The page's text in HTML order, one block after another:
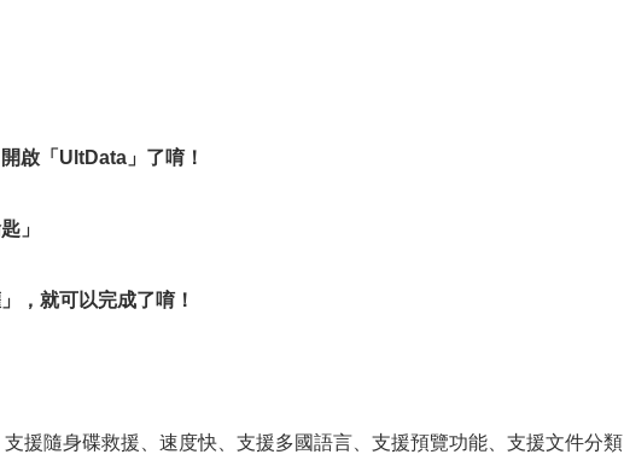
啟「UltData」了唷！
」
，就可以完成了唷！
援隨身碟救援、速度快、支援多國語言、支援預覽功能、支援文件分類